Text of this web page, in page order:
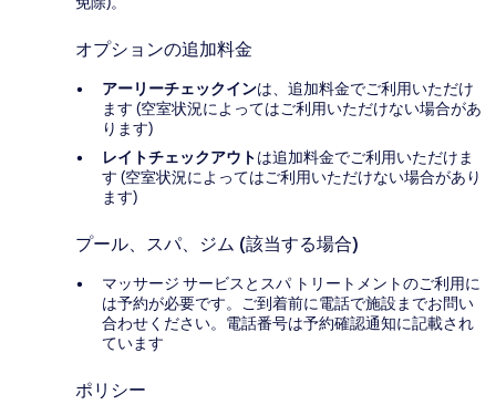
オプションの追加料金
アーリーチェックインは、追加料金でご利用いただけ
ます (空室状況によってはご利用いただけない場合があ
ります)
レイトチェックアウトは追加料金でご利用いただけま
す (空室状況によってはご利用いただけない場合があり
ます)
プール、スパ、ジム (該当する場合)
マッサージ サービスとスパ トリートメントのご利用に
は予約が必要です。ご到着前に電話で施設までお問い
合わせください。電話番号は予約確認通知に記載され
ています
ポリシー